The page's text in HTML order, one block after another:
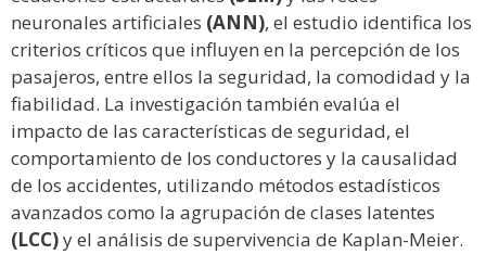
neuronales artificiales (ANN), el estudio identifica los
criterios críticos que influyen en la percepción de los
pasajeros, entre ellos la seguridad, la comodidad y la
fiabilidad. La investigación también evalúa el
impacto de las características de seguridad, el
comportamiento de los conductores y la causalidad
de los accidentes, utilizando métodos estadísticos
avanzados como la agrupación de clases latentes
(LCC)y el análisis de supervivencia de Kaplan-Meier.